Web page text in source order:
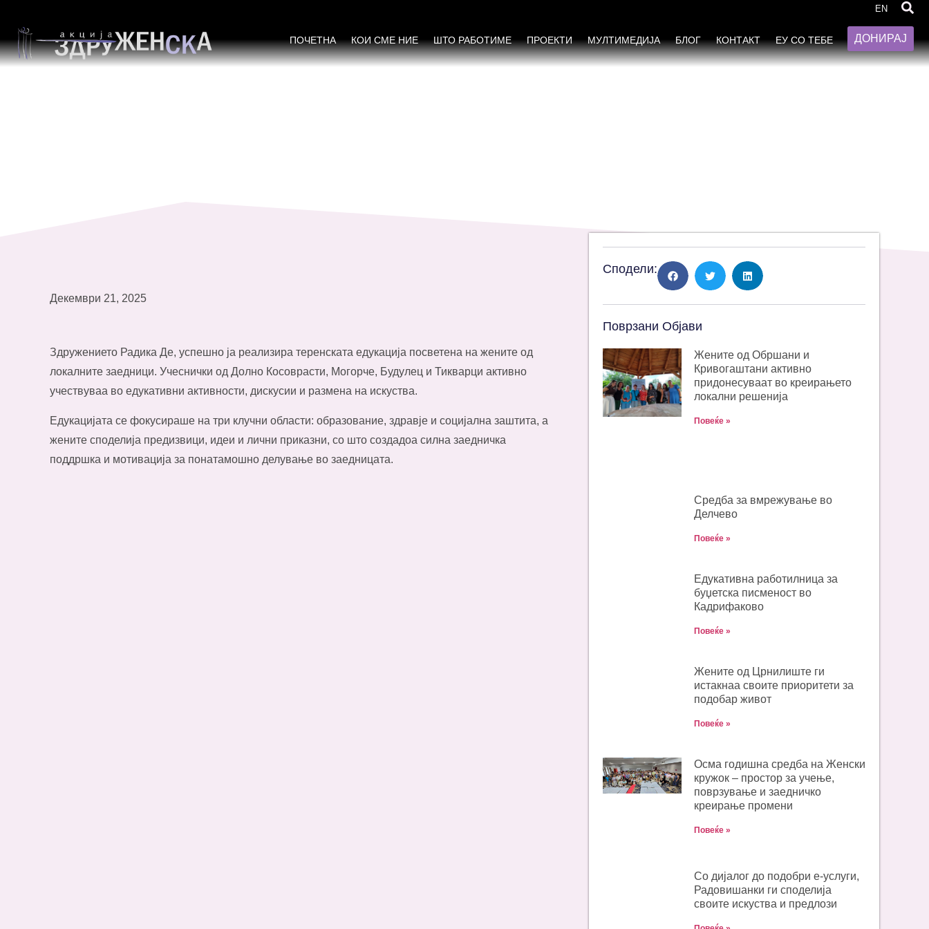
EN
ПОЧЕТНА КОИ СМЕ НИЕ ШТО РАБОТИМЕ ПРОЕКТИ МУЛТИМЕДИЈА БЛОГ КОНТАКТ ЕУ СО ТЕБЕ ДОНИРАЈ
Декември 21, 2025
Здружението Радика Де, успешно ја реализира теренската едукација посветена на жените од
локалните заедници. Учеснички од Долно Косоврасти, Могорче, Будулец и Тикварци активно
учествуваа во едукативни активности, дискусии и размена на искуства.
Едукацијата се фокусираше на три клучни области: образование, здравје и социјална заштита, а
жените споделија предизвици, идеи и лични приказни, со што создадоа силна заедничка
поддршка и мотивација за понатамошно делување во заедницата.
Сподели:
Поврзани Објави
Жените од Обршани и
Кривогаштани активно
придонесуваат во креирањето
локални решенија
Повеќе »
Средба за вмрежување во
Делчево
Повеќе »
Едукативна работилница за
буџетска писменост во
Кадрифаково
Повеќе »
Жените од Црнилиште ги
истакнаа своите приоритети за
подобар живот
Повеќе »
Oсма годишна средба на Женски
кружок – простор за учење,
поврзување и заедничко
креирање промени
Повеќе »
Со дијалог до подобри е-услуги,
Радовишанки ги споделија
своите искуства и предлози